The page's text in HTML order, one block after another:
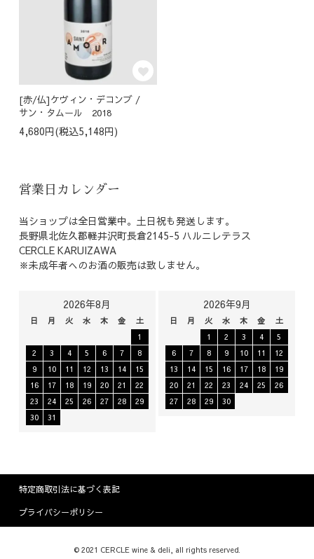
[赤/仏]ケヴィン・デコンブ /
サン・タムール 2018
4,680円(税込5,148円)
営業日カレンダー
当ショップは全日営業中。土日祝も発送します。
長野県北佐久郡軽井沢町長倉2145-5 ハルニレテラス
CERCLE KARUIZAWA
※未成年者へのお酒の販売は致しません。
2026年8月
日 月 火 水 木 金
土
1
2
3 4 5 6 7
8
9
10 11 12 13 14
15
16
17 18 19 20 21
22
23
24 25 26 27 28
29
30
31
2026年9月
日 月 火 水 木 金
土
1
2 3 4
5
6
7 8 9 10 11
12
13
14 15 16 17 18
19
20
21 22 23 24 25
26
27
28 29 30
特定商取引法に基づく表記
プライバシーポリシー
© 2021 CERCLE wine & deli, all rights reserved.